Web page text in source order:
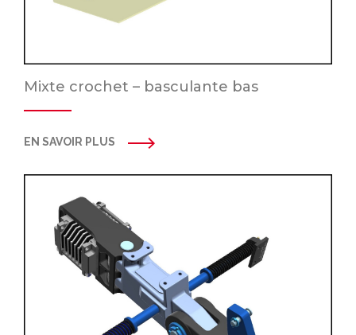
Mixte crochet – basculante bas
EN SAVOIR PLUS